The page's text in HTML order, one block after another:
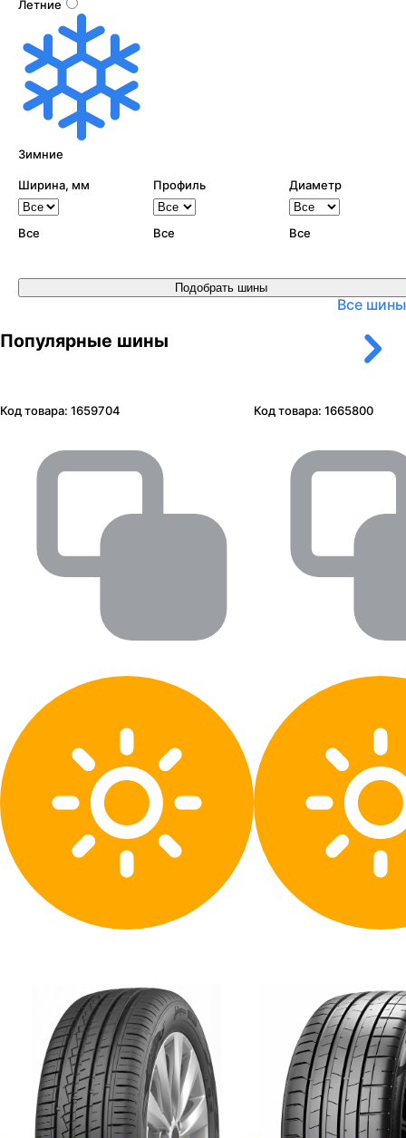
Летние
Зимние
Ширина, мм
Все
Профиль
Все
Диаметр
Все
Подобрать шины
Популярные шины
Все шины
Код товара: 1659704 Код товара: 1665800